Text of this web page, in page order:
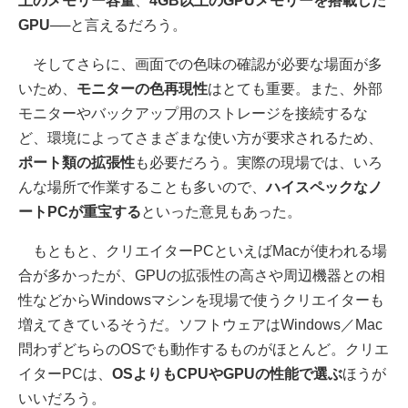
GPU──と言えるだろう。
そしてさらに、画面での色味の確認が必要な場面が多
いため、 モニターの色再現性はとても重要。また、外部
モニターやバックアップ用のストレージを接続するな
ど、環境によってさまざまな使い方が要求されるため、
ポート類の拡張性も必要だろう。実際の現場では、いろ
んな場所で作業することも多いので、ハイスペックなノ
ートPCが重宝するといった意見もあった。
もともと、クリエイターPCといえばMacが使われる場
合が多かったが、GPUの拡張性の高さや周辺機器との相
性などからWindowsマシンを現場で使うクリエイターも
増えてきているそうだ。ソフトウェアはWindows／Mac
問わずどちらのOSでも動作するものがほとんど。クリエ
イターPCは、 OSよりもCPUやGPUの性能で選ぶほうが
いいだろう。